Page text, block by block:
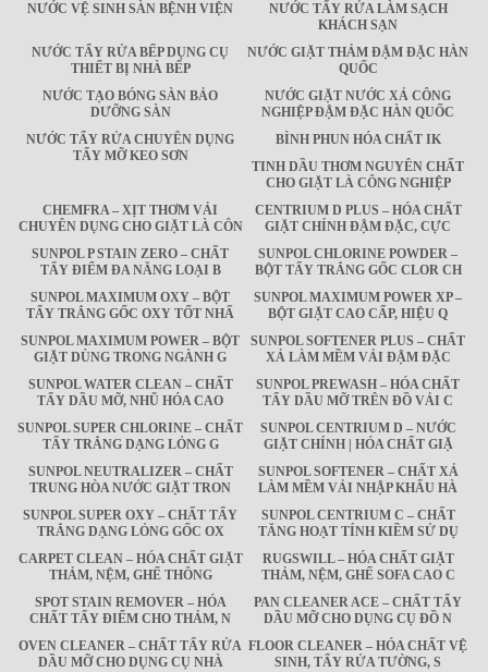
NƯỚC VỆ SINH SÀN BỆNH VIỆN
NƯỚC TẨY RỬA LÀM SẠCH
KHÁCH SẠN
NƯỚC TẨY RỬA BẾP DỤNG CỤ
THIẾT BỊ NHÀ BẾP
NƯỚC GIẶT THẢM ĐẬM ĐẶC HÀN
QUỐC
NƯỚC TẠO BÓNG SÀN BẢO
DƯỠNG SÀN
NƯỚC GIẶT NƯỚC XẢ CÔNG
NGHIỆP ĐẬM ĐẶC HÀN QUỐC
NƯỚC TẨY RỬA CHUYÊN DỤNG
TẨY MỠ KEO SƠN
BÌNH PHUN HÓA CHẤT IK
TINH DẦU THƠM NGUYÊN CHẤT
CHO GIẶT LÀ CÔNG NGHIỆP
CHEMFRA – XỊT THƠM VẢI
CHUYÊN DỤNG CHO GIẶT LÀ CÔN
CENTRIUM D PLUS – HÓA CHẤT
GIẶT CHÍNH ĐẬM ĐẶC, CỰC
SUNPOL P STAIN ZERO – CHẤT
TẨY ĐIỂM ĐA NĂNG LOẠI B
SUNPOL CHLORINE POWDER –
BỘT TẨY TRẮNG GỐC CLOR CH
SUNPOL MAXIMUM OXY – BỘT
TẨY TRẮNG GỐC OXY TỐT NHẤ
SUNPOL MAXIMUM POWER XP –
BỘT GIẶT CAO CẤP, HIỆU Q
SUNPOL MAXIMUM POWER – BỘT
GIẶT DÙNG TRONG NGÀNH G
SUNPOL SOFTENER PLUS – CHẤT
XẢ LÀM MỀM VẢI ĐẬM ĐẶC
SUNPOL WATER CLEAN – CHẤT
TẨY DẦU MỠ, NHŨ HÓA CAO
SUNPOL PREWASH – HÓA CHẤT
TẨY DẦU MỠ TRÊN ĐỒ VẢI C
SUNPOL SUPER CHLORINE – CHẤT
TẨY TRẮNG DẠNG LỎNG G
SUNPOL CENTRIUM D – NƯỚC
GIẶT CHÍNH | HÓA CHẤT GIẶ
SUNPOL NEUTRALIZER – CHẤT
TRUNG HÒA NƯỚC GIẶT TRON
SUNPOL SOFTENER – CHẤT XẢ
LÀM MỀM VẢI NHẬP KHẨU HÀ
SUNPOL SUPER OXY – CHẤT TẨY
TRẮNG DẠNG LỎNG GỐC OX
SUNPOL CENTRIUM C – CHẤT
TĂNG HOẠT TÍNH KIỀM SỬ DỤ
CARPET CLEAN – HÓA CHẤT GIẶT
THẢM, NỆM, GHẾ THÔNG
RUGSWILL – HÓA CHẤT GIẶT
THẢM, NỆM, GHẾ SOFA CAO C
SPOT STAIN REMOVER – HÓA
CHẤT TẨY ĐIỂM CHO THẢM, N
PAN CLEANER ACE – CHẤT TẨY
DẦU MỠ CHO DỤNG CỤ ĐỒ N
OVEN CLEANER – CHẤT TẨY RỬA
DẦU MỠ CHO DỤNG CỤ NHÀ
FLOOR CLEANER – HÓA CHẤT VỆ
SINH, TẨY RỬA TƯỜNG, S